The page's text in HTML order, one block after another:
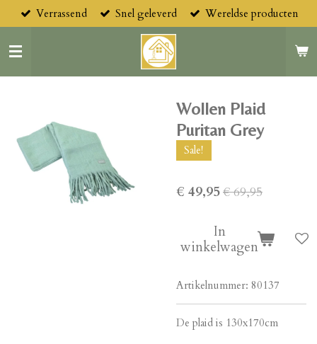
direct
naar
de
hoofdinhoud
Verrassend Snel geleverd Wereldse producten
Wollen Plaid
Puritan Grey
Sale!
€ 49,95€ 69,95
In
winkelwagen
Artikelnummer: 80137
De plaid is 130x170cm